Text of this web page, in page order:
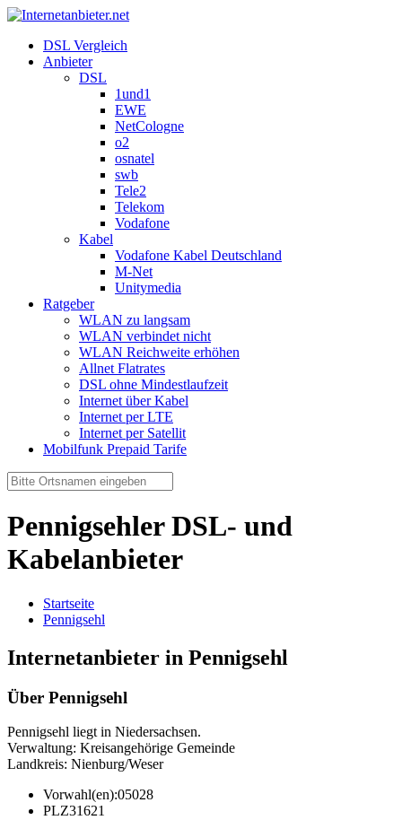
DSL Vergleich
Anbieter
DSL
1und1
EWE
NetCologne
o2
osnatel
swb
Tele2
Telekom
Vodafone
Kabel
Vodafone Kabel Deutschland
M-Net
Unitymedia
Ratgeber
WLAN zu langsam
WLAN verbindet nicht
WLAN Reichweite erhöhen
Allnet Flatrates
DSL ohne Mindestlaufzeit
Internet über Kabel
Internet per LTE
Internet per Satellit
Mobilfunk Prepaid Tarife
Pennigsehler DSL- und
Kabelanbieter
Startseite
Pennigsehl
Internetanbieter in Pennigsehl
Über Pennigsehl
Pennigsehl liegt in Niedersachsen.
Verwaltung: Kreisangehörige Gemeinde
Landkreis: Nienburg/Weser
Vorwahl(en):05028
PLZ31621